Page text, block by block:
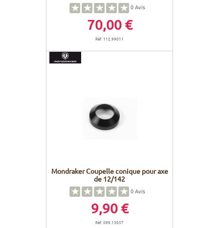
0Avis
70,00 €
Réf. 112.99011
Mondraker Coupelle conique pour axe
de 12/142
0Avis
9,90 €
Réf. 099.13037